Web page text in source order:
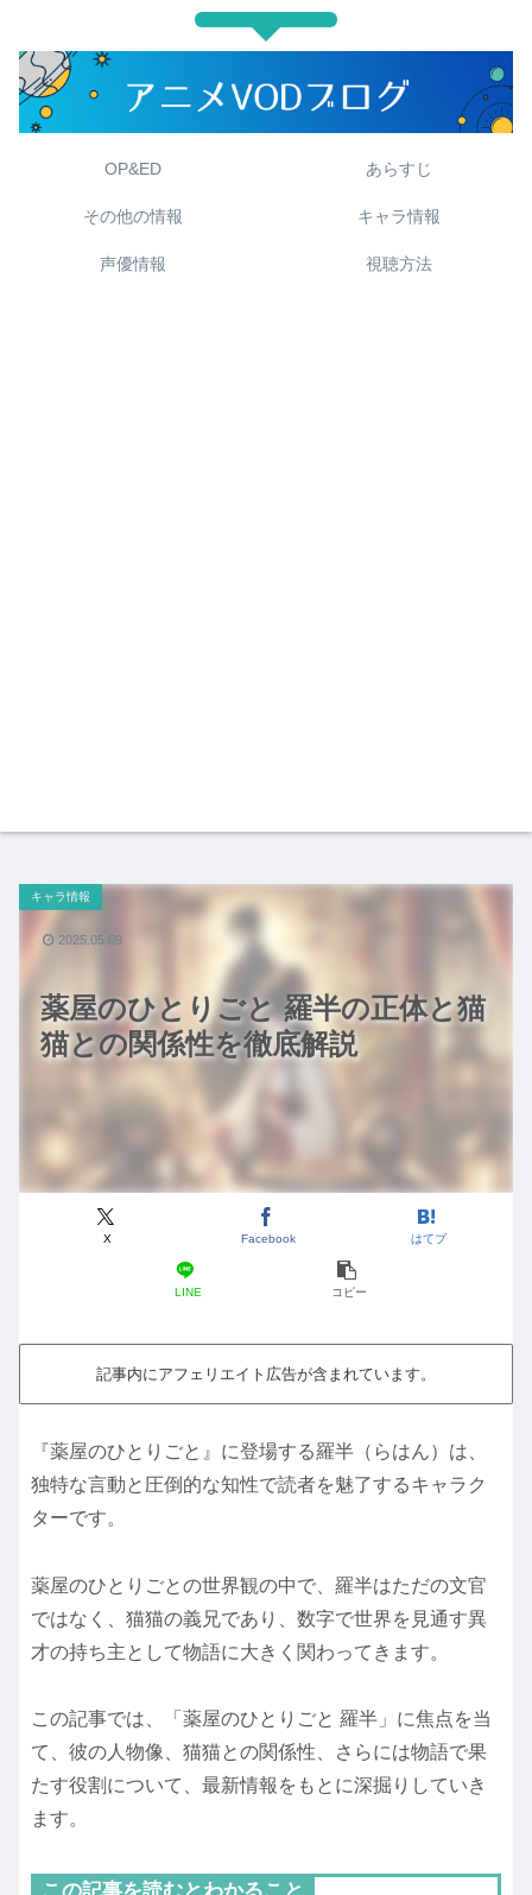
OP&ED あらすじ
その他の情報 キャラ情報
声優情報 視聴方法
薬屋のひとりごと 羅半の正体と猫
猫との関係性を徹底解説
キャラ情報
X Facebook はてブ
LINE コピー
2025.05.09
記事内にアフェリエイト広告が含まれています。
『薬屋のひとりごと』に登場する羅半（らはん）は、
独特な言動と圧倒的な知性で読者を魅了するキャラク
ターです。
薬屋のひとりごとの世界観の中で、羅半はただの文官
ではなく、猫猫の義兄であり、数字で世界を見通す異
才の持ち主として物語に大きく関わってきます。
この記事では、「薬屋のひとりごと 羅半」に焦点を当
て、彼の人物像、猫猫との関係性、さらには物語で果
たす役割について、最新情報をもとに深掘りしていき
ます。